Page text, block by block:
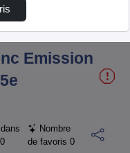
Chargé
22.07%
titres
dans
l'image
écran
Emission
0
Nombre
de favoris 0